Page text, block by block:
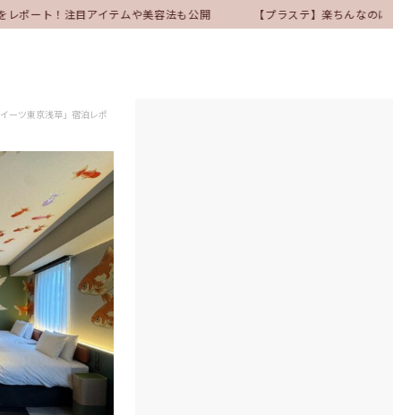
ート！注目アイテムや美容法も公開 【プラステ】楽ちんなのにき
ーツ東京浅草」宿泊レポ